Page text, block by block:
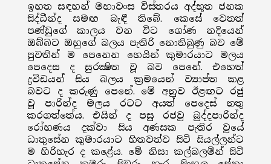
ඉහත සඳහන් මහාවංස විස්තරය අද්භූත ජනක
සිද්ධීන්ද සමඟ බැඳී තිබේ. කෙසේ වෙතත්
පණ්ඩුගේ කාලය වන විට ගෝණ නදියෙන්
ඔබ්බට ඔහුගේ බලය පැතිරි නොතිබුණු බව මේ
පුවතින් ම පෙනෙන හෙයින් කුමාරයාට මලය
පෙදෙස ද සුරක්‍ෂිත වූ බව පෙනේ. එහෙත්
ද්‍රවිඩයන් සිය බලය ක්‍රමයෙන් ව්‍යාප්ත කළ
බවට ද කරුණු පෙනේ. මේ අනුව ඊළඟට රජු
වූ පාරින්ද මලය රටට අයත් පෙදෙස් නතු
කරගත්තේය. එයින් ද පසු රජවූ බුද්දපාරින්ද
රෝහණය දක්වා සිය අණසක පැතිර වූයේ
ධාතුසේන කුමාරයාට හිතවත්ව සිටි සියල්ලන්ට
ම හිරිහැර ද කළේය. මේ නිසා කල්බලමින් සිටි